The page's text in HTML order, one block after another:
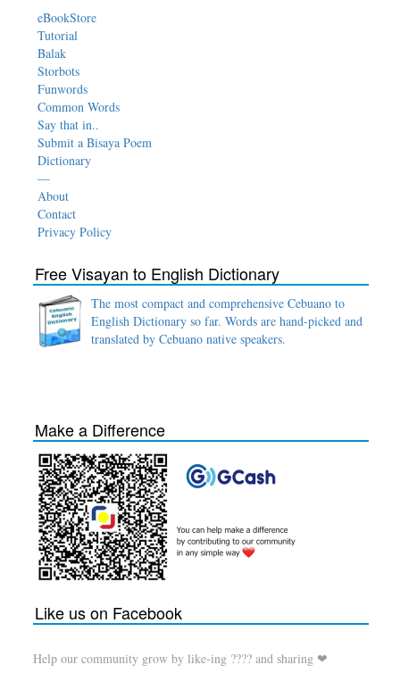
eBookStore
Tutorial
Balak
Storbots
Funwords
Common Words
Say that in..
Submit a Bisaya Poem
Dictionary
—
About
Contact
Privacy Policy
Free Visayan to English Dictionary
The most compact and comprehensive Cebuano to
English Dictionary so far. Words are hand-picked and
translated by Cebuano native speakers.
Make a Difference
Like us on Facebook
Help our community grow by like-ing ???? and sharing ❤